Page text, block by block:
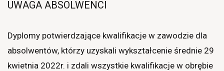
UWAGA ABSOLWENCI
Dyplomy potwierdzające kwalifikacje w zawodzie dla
absolwentów, którzy uzyskali wykształcenie średnie 29
kwietnia 2022r. i zdali wszystkie kwalifikacje w obrębie